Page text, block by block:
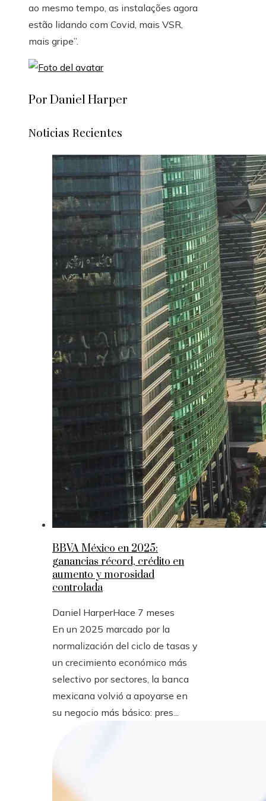
ao mesmo tempo, as instalações agora
estão lidando com Covid, mais VSR,
mais gripe”.
Por Daniel Harper
Noticias Recientes
BBVA México en 2025:
ganancias récord, crédito en
aumento y morosidad
controlada
Daniel HarperHace 7 meses
En un 2025 marcado por la
normalización del ciclo de tasas y
un crecimiento económico más
selectivo por sectores, la banca
mexicana volvió a apoyarse en
su negocio más básico: pres...